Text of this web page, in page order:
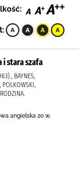
i stara szafa
BAYNES,
POLKOWSKI,
angielska 20 w.